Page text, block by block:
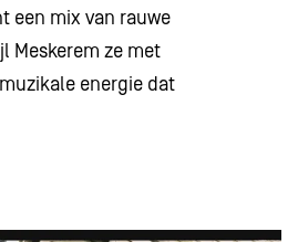
een mix van rauwe
Meskerem ze met
energie dat